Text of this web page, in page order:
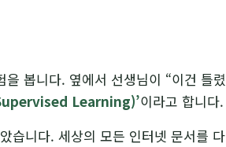
봅니다. 옆에서 선생님이 “이건 틀렸
Learning)’이라고 합니다.
습니다. 세상의 모든 인터넷 문서를 다